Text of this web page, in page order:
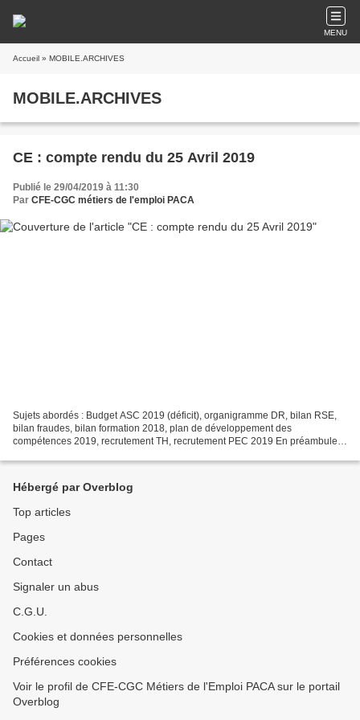
MENU
Accueil » MOBILE.ARCHIVES
MOBILE.ARCHIVES
CE : compte rendu du 25 Avril 2019
Publié le 29/04/2019 à 11:30
Par CFE-CGC métiers de l'emploi PACA
Sujets abordés : Budget ASC 2019 (déficit), organigramme DR, bilan RSE,
bilan fraudes, bilan formation 2018, plan de développement des
compétences 2019, recrutement TH, recrutement PEC 2019 En préambule,
Hébergé par Overblog
Top articles
Pages
Contact
Signaler un abus
C.G.U.
Cookies et données personnelles
Préférences cookies
Voir le profil de CFE-CGC Métiers de l'Emploi PACA sur le portail
Overblog